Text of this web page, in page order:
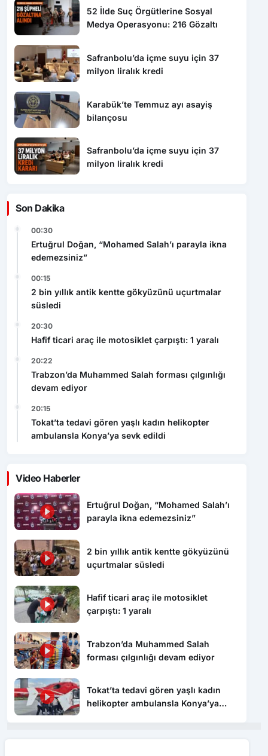
52 İlde Suç Örgütlerine Sosyal
Medya Operasyonu: 216 Gözaltı
Safranbolu’da içme suyu için 37
milyon liralık kredi
Karabük’te Temmuz ayı asayiş
bilançosu
Safranbolu’da içme suyu için 37
milyon liralık kredi
Son Dakika
00:30
Ertuğrul Doğan, “Mohamed Salah’ı parayla ikna
edemezsiniz”
00:15
2 bin yıllık antik kentte gökyüzünü uçurtmalar
süsledi
20:30
Hafif ticari araç ile motosiklet çarpıştı: 1 yaralı
20:22
Trabzon’da Muhammed Salah forması çılgınlığı
devam ediyor
20:15
Tokat’ta tedavi gören yaşlı kadın helikopter
ambulansla Konya’ya sevk edildi
Video Haberler
Ertuğrul Doğan, “Mohamed Salah’ı
parayla ikna edemezsiniz”
2 bin yıllık antik kentte gökyüzünü
uçurtmalar süsledi
Hafif ticari araç ile motosiklet
çarpıştı: 1 yaralı
Trabzon’da Muhammed Salah
forması çılgınlığı devam ediyor
Tokat’ta tedavi gören yaşlı kadın
helikopter ambulansla Konya’ya